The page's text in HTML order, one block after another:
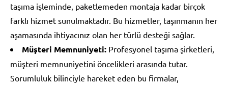
taşıma işleminde, paketlemeden montaja kadar birçok
farklı hizmet sunulmaktadır. Bu hizmetler, taşınmanın her
aşamasında ihtiyacınız olan her türlü desteği sağlar.
Müşteri Memnuniyeti: Profesyonel taşıma şirketleri,
müşteri memnuniyetini öncelikleri arasında tutar.
Sorumluluk bilinciyle hareket eden bu firmalar,